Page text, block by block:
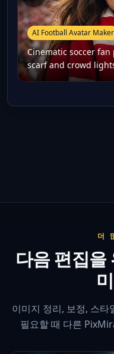
AI Football Avatar Maker
Cinematic soccer
scarf and crowd
더
다음 편집을
이미지 정리, 보정, 스
필요할 때 다른